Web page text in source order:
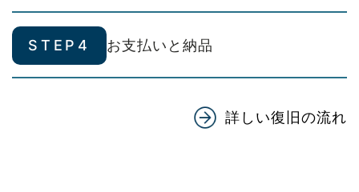
STEP4 お支払いと納品
詳しい復旧の流れ